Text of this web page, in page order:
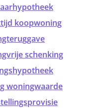
koopwoning
schenking
woningwaarde